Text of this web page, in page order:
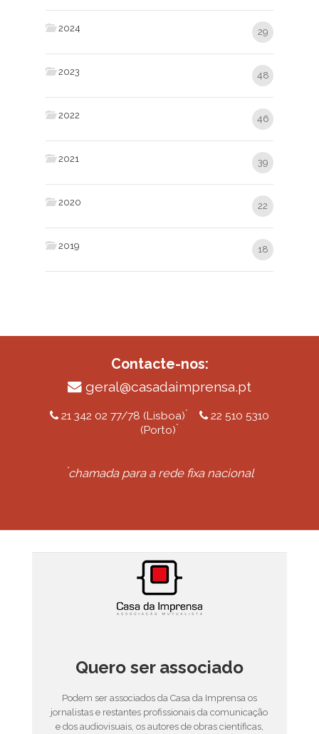
2024 29
2023 48
2022 46
2021 39
2020 22
2019 18
Contacte-nos:
geral@casadaimprensa.pt
21 342 02 77/78 (Lisboa)*
22 510 5310
(Porto)*
*chamada para a rede fixa nacional
Quero ser associado
Podem ser associados da Casa da Imprensa os
jornalistas e restantes profissionais da comunicação
e dos audiovisuais, os autores de obras científicas,